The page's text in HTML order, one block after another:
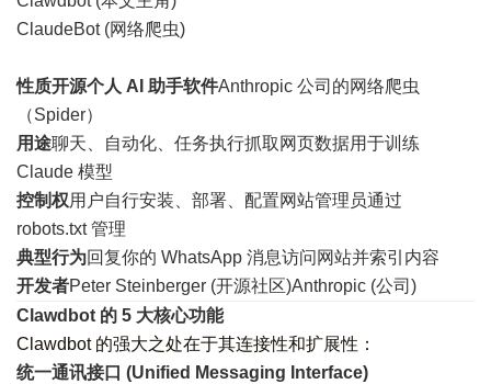
ClaudeBot (网络爬虫)
性质开源个人 AI 助手软件Anthropic 公司的网络爬虫
（Spider）
用途聊天、自动化、任务执行抓取网页数据用于训练
Claude 模型
控制权用户自行安装、部署、配置网站管理员通过
robots.txt 管理
典型行为回复你的 WhatsApp 消息访问网站并索引内容
开发者Peter Steinberger (开源社区)Anthropic (公司)
Clawdbot 的 5 大核心功能
Clawdbot 的强大之处在于其连接性和扩展性：
统一通讯接口 (Unified Messaging Interface)